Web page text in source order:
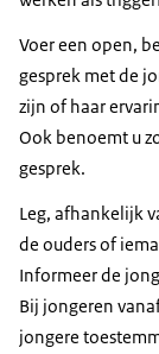
Voer een open,
gesprek met de
zijn of haar
Ook benoemt u
gesprek.
Leg, afhankelijk
de ouders of
Informeer de
Bij jongeren
jongere